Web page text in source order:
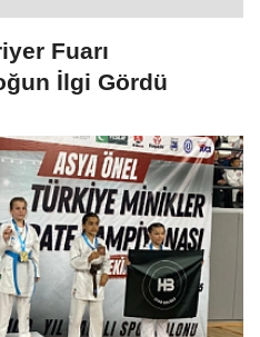
Mustafa Oktay Aksu
# Osman Demir
# Ümit Koral # CHP Sarıyer
Pir